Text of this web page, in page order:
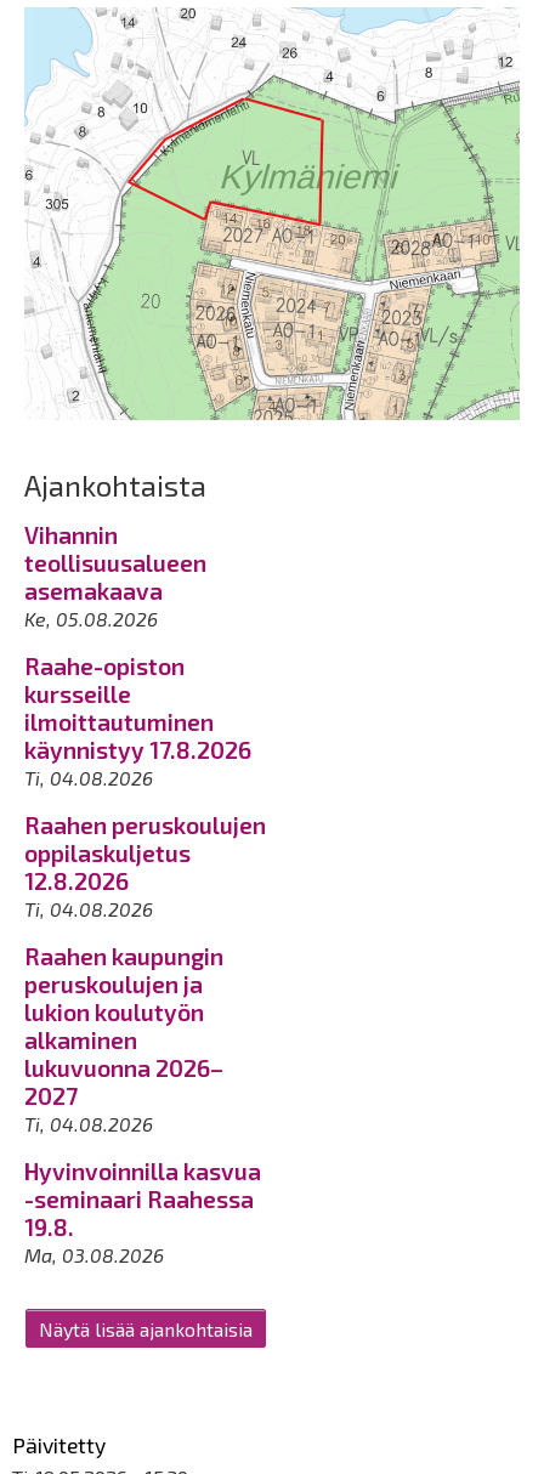
Ajankohtaista
Vihannin
teollisuusalueen
asemakaava
Ke, 05.08.2026
Raahe-opiston
kursseille
ilmoittautuminen
käynnistyy 17.8.2026
Ti, 04.08.2026
Raahen peruskoulujen
oppilaskuljetus
12.8.2026
Ti, 04.08.2026
Raahen kaupungin
peruskoulujen ja
lukion koulutyön
alkaminen
lukuvuonna 2026–
2027
Ti, 04.08.2026
Hyvinvoinnilla kasvua
-seminaari Raahessa
19.8.
Ma, 03.08.2026
Näytä lisää ajankohtaisia
Päivitetty